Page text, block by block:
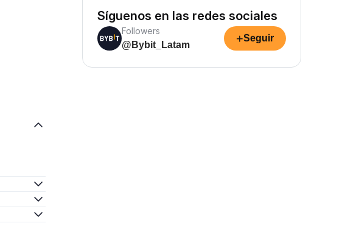
Síguenos en las redes sociales
Followers
@Bybit_Latam
+Seguir